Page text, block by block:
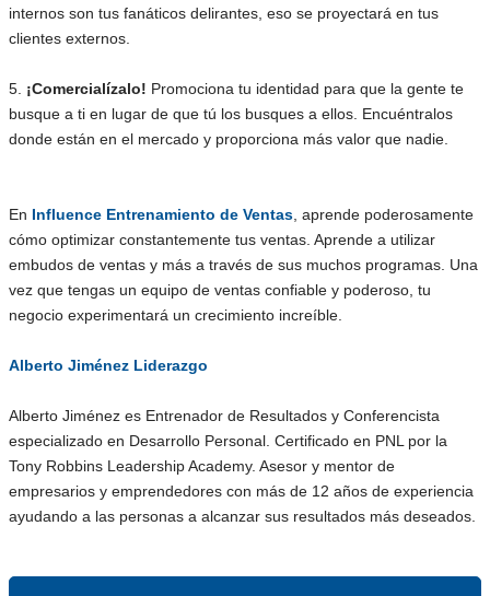
internos son tus fanáticos delirantes, eso se proyectará en tus
clientes externos.
5. ¡Comercialízalo! Promociona tu identidad para que la gente te
busque a ti en lugar de que tú los busques a ellos. Encuéntralos
donde están en el mercado y proporciona más valor que nadie.
En Influence Entrenamiento de Ventas , aprende poderosamente
cómo optimizar constantemente tus ventas. Aprende a utilizar
embudos de ventas y más a través de sus muchos programas. Una
vez que tengas un equipo de ventas confiable y poderoso, tu
negocio experimentará un crecimiento increíble.
Alberto Jiménez Liderazgo
Alberto Jiménez es Entrenador de Resultados y Conferencista
especializado en Desarrollo Personal. Certificado en PNL por la
Tony Robbins Leadership Academy. Asesor y mentor de
empresarios y emprendedores con más de 12 años de experiencia
ayudando a las personas a alcanzar sus resultados más deseados.